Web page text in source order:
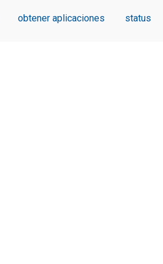
obtener aplicaciones status